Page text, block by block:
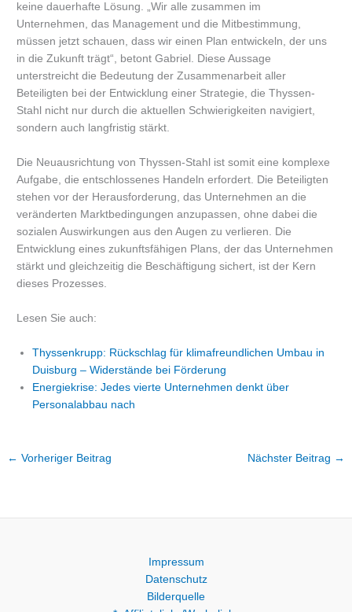
keine dauerhafte Lösung. „Wir alle zusammen im
Unternehmen, das Management und die Mitbestimmung,
müssen jetzt schauen, dass wir einen Plan entwickeln, der uns
in die Zukunft trägt“, betont Gabriel. Diese Aussage
unterstreicht die Bedeutung der Zusammenarbeit aller
Beteiligten bei der Entwicklung einer Strategie, die Thyssen-
Stahl nicht nur durch die aktuellen Schwierigkeiten navigiert,
sondern auch langfristig stärkt.
Die Neuausrichtung von Thyssen-Stahl ist somit eine komplexe
Aufgabe, die entschlossenes Handeln erfordert. Die Beteiligten
stehen vor der Herausforderung, das Unternehmen an die
veränderten Marktbedingungen anzupassen, ohne dabei die
sozialen Auswirkungen aus den Augen zu verlieren. Die
Entwicklung eines zukunftsfähigen Plans, der das Unternehmen
stärkt und gleichzeitig die Beschäftigung sichert, ist der Kern
dieses Prozesses.
Lesen Sie auch:
Thyssenkrupp: Rückschlag für klimafreundlichen Umbau in
Duisburg – Widerstände bei Förderung
Energiekrise: Jedes vierte Unternehmen denkt über
Personalabbau nach
← Vorheriger Beitrag Nächster Beitrag →
Impressum
Datenschutz
Bilderquelle